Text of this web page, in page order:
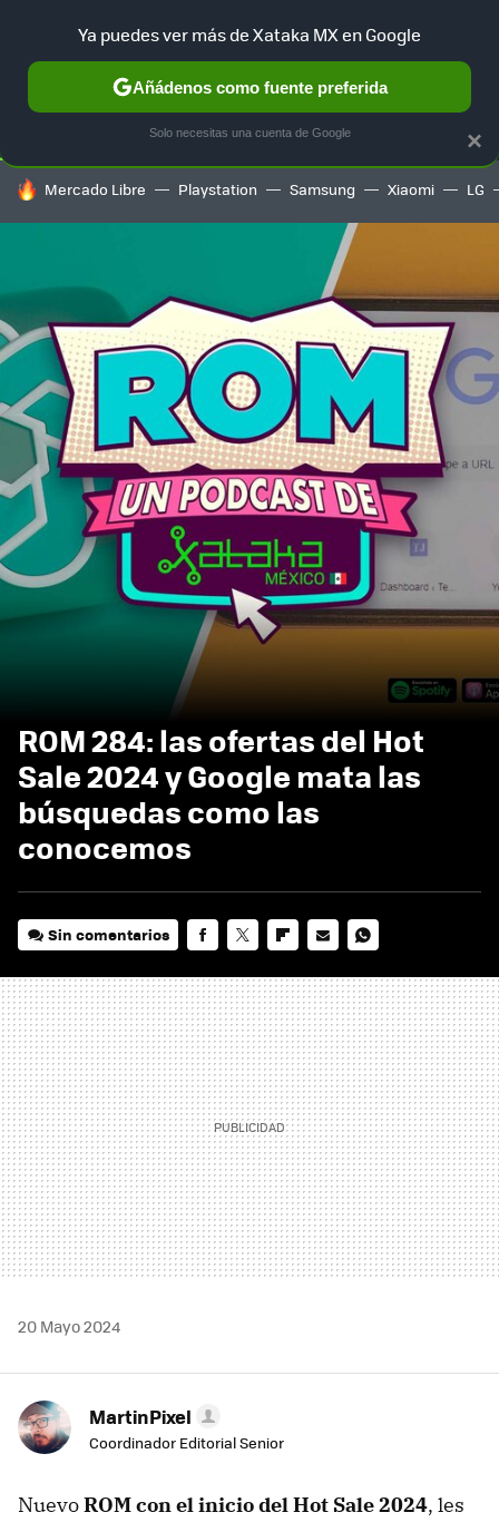
SELECCIÓN GAMING HOME AUTO TERRITORIO
HOY SE HABLA DE
Mercado Libre Playstation Samsung Xiaomi LG
ROM 284: las ofertas del Hot
Sale 2024 y Google mata las
búsquedas como las
conocemos
Sin comentarios
MAIL
20 Mayo 2024
MartinPixel
Coordinador Editorial Senior
NuevoROM con el inicio del Hot Sale 2024, les
×
Ya puedes ver más de Xataka MX en Google
Añádenos como fuente preferida
Solo necesitas una cuenta de Google